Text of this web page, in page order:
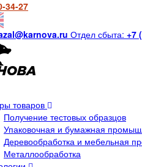
34-27
Отдел сбыта: +7
товаров
Получение тестовых образцов
Упаковочная и бумажная
Деревообработка и мебельная
Металлообработка